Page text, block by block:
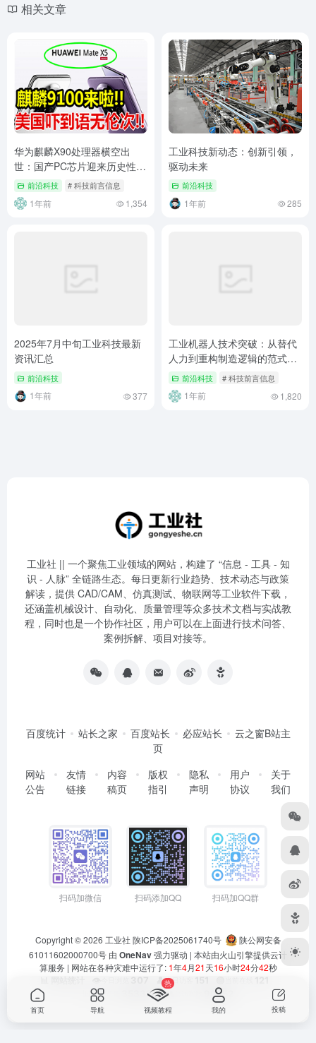
相关文章
华为麒麟X90处理器横空出
世：国产PC芯片迎来历史性突
破 前沿科技 # 科技前言信息
1年前 1,354
工业科技新动态：创新引领，
驱动未来
前沿科技
1年前 285
2025年7月中旬工业科技最新
资讯汇总
前沿科技
1年前 377
工业机器人技术突破：从替代
人力到重构制造逻辑的范式革
命 前沿科技 # 科技前言信息
1年前 1,820
工业社 || 一个聚焦工业领域的网站，构建了 “信息 - 工具 - 知
识 - 人脉” 全链路生态。每日更新行业趋势、技术动态与政策
解读，提供 CAD/CAM、仿真测试、物联网等工业软件下载，
还涵盖机械设计、自动化、质量管理等众多技术文档与实战教
程，同时也是一个协作社区，用户可以在上面进行技术问答、
案例拆解、项目对接等。
百度统计 站长之家 百度站长 必应站长
云之窗B站主
页
网站
公告
友情
链接
内容
稿页
版权
指引
隐私
声明
用户
协议
关于
我们
扫码加微信 扫码添加QQ 扫码加QQ群
Copyright © 2026 工业社 陕ICP备2025061740号
陕公网安备
61011602000700号 由 OneNav强力驱动 | 本站由火山引擎提供云计
算服务 | 网站在各种灾难中运行了: 1年4月21天16小时24分42秒
👤今日访客
📊总浏览量 353335 👥 90252
首页 导航 视频教程
热
我的 投稿